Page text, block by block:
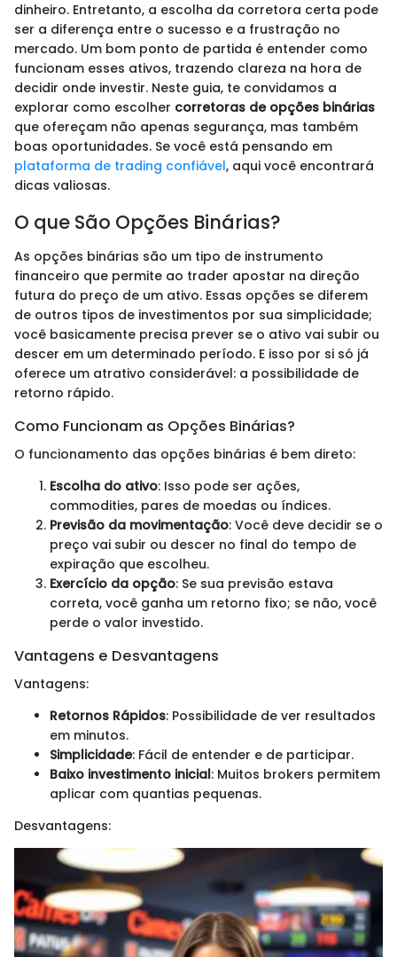
dinheiro. Entretanto, a escolha da corretora certa pode
ser a diferença entre o sucesso e a frustração no
mercado. Um bom ponto de partida é entender como
funcionam esses ativos, trazendo clareza na hora de
decidir onde investir. Neste guia, te convidamos a
explorar como escolher corretoras de opções binárias
que ofereçam não apenas segurança, mas também
boas oportunidades. Se você está pensando em
plataforma de trading confiável, aqui você encontrará
dicas valiosas.
O que São Opções Binárias?
As opções binárias são um tipo de instrumento
financeiro que permite ao trader apostar na direção
futura do preço de um ativo. Essas opções se diferem
de outros tipos de investimentos por sua simplicidade;
você basicamente precisa prever se o ativo vai subir ou
descer em um determinado período. E isso por si só já
oferece um atrativo considerável: a possibilidade de
retorno rápido.
Como Funcionam as Opções Binárias?
O funcionamento das opções binárias é bem direto:
Escolha do ativo: Isso pode ser ações,
commodities, pares de moedas ou índices.
Previsão da movimentação: Você deve decidir se o
preço vai subir ou descer no final do tempo de
expiração que escolheu.
Exercício da opção: Se sua previsão estava
correta, você ganha um retorno fixo; se não, você
perde o valor investido.
Vantagens e Desvantagens
Vantagens:
Retornos Rápidos: Possibilidade de ver resultados
em minutos.
Simplicidade: Fácil de entender e de participar.
Baixo investimento inicial: Muitos brokers permitem
aplicar com quantias pequenas.
Desvantagens: